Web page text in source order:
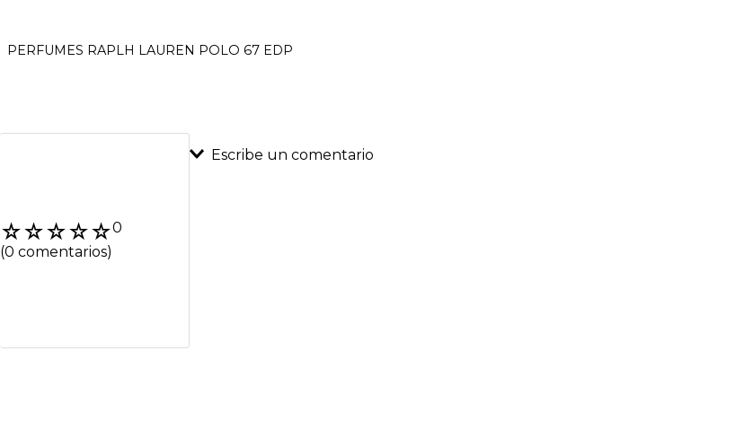
PERFUMES RAPLH LAUREN POLO 67 EDP
☆☆☆☆☆0
(0 comentarios)
Escribe un comentario